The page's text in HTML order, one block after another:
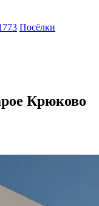
Посёлки
Крюково